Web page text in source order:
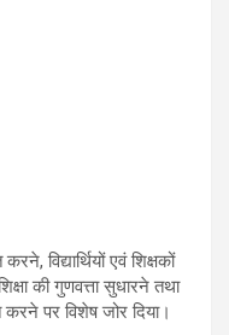
विद्यार्थियों एवं शिक्षकों
की गुणवत्ता सुधारने तथा
करने पर विशेष जोर दिया।